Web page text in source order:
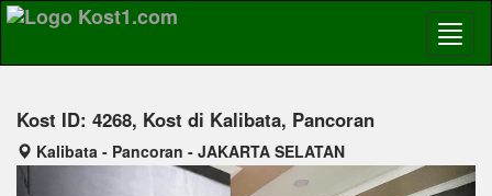
Kost ID: 4268, Kost di Kalibata, Pancoran
Kalibata - Pancoran - JAKARTA SELATAN
Next